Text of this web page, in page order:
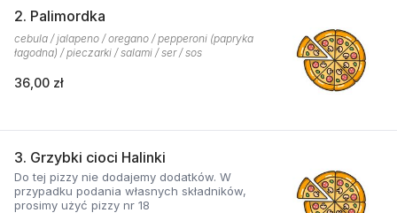
2. Palimordka
cebula / jalapeno / oregano / pepperoni (papryka
łagodna) / pieczarki / salami / ser / sos
36,00 zł
3. Grzybki cioci Halinki
Do tej pizzy nie dodajemy dodatków. W
przypadku podania własnych składników,
prosimy użyć pizzy nr 18